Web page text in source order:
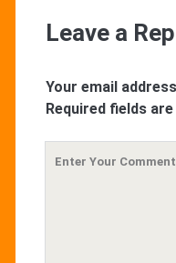
Leave a
Your email
Required fields